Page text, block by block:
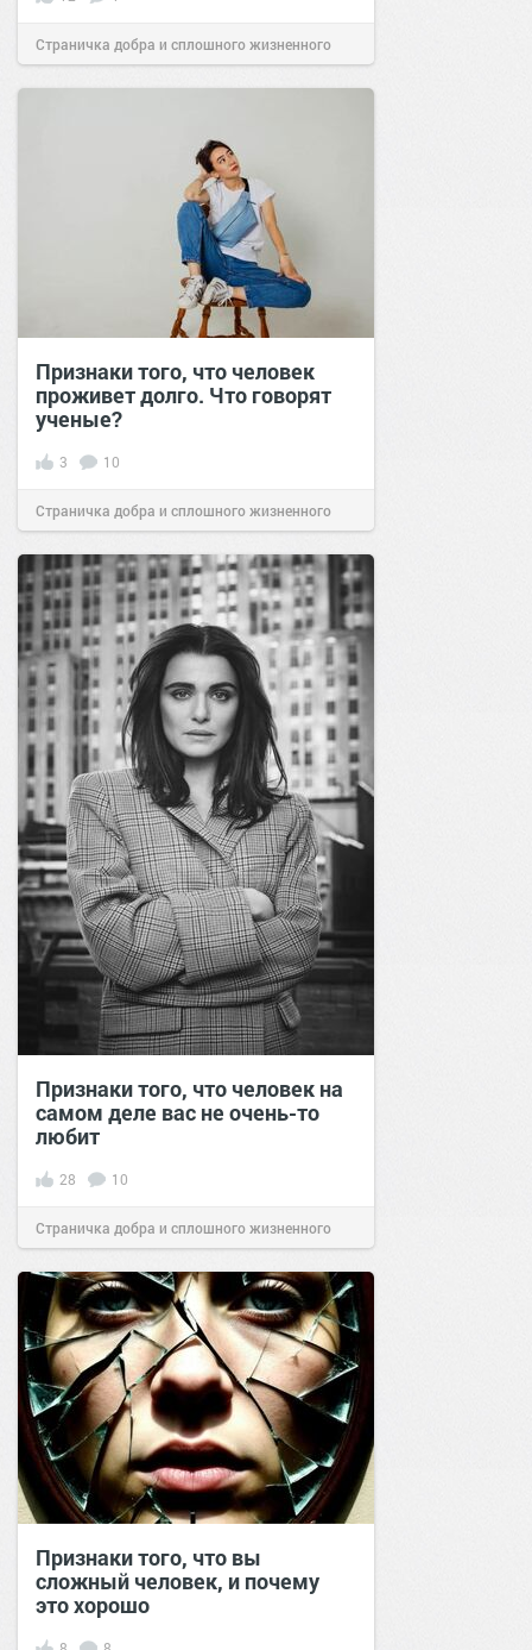
Страничка добра и сплошного жизненного
позитива!07:4026 ноя 2025
Признаки того, что человек
проживет долго. Что говорят
ученые?
3 10
Страничка добра и сплошного жизненного
позитива!21:0009 май 2025
Признаки того, что человек на
самом деле вас не очень-то
любит
28 10
Страничка добра и сплошного жизненного
позитива!19:5428 янв 2024
Признаки того, что вы
сложный человек, и почему
это хорошо